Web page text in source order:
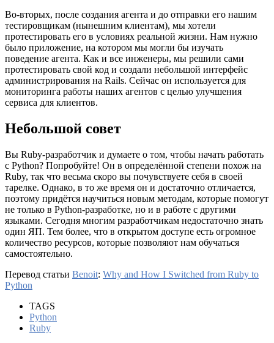
Во-вторых, после создания агента и до отправки его нашим
тестировщикам (нынешним клиентам), мы хотели
протестировать его в условиях реальной жизни. Нам нужно
было приложение, на котором мы могли бы изучать
поведение агента. Как и все инженеры, мы решили сами
протестировать свой код и создали небольшой интерфейс
администрирования на Rails. Сейчас он используется для
мониторинга работы наших агентов с целью улучшения
сервиса для клиентов.
Небольшой совет
Вы Ruby-разработчик и думаете о том, чтобы начать работать
с Python? Попробуйте! Он в определённой степени похож на
Ruby, так что весьма скоро вы почувствуете себя в своей
тарелке. Однако, в то же время он и достаточно отличается,
поэтому придётся научиться новым методам, которые помогут
не только в Python-разработке, но и в работе с другими
языками. Сегодня многим разработчикам недостаточно знать
один ЯП. Тем более, что в открытом доступе есть огромное
количество ресурсов, которые позволяют нам обучаться
самостоятельно.
Перевод статьи Benoit: Why and How I Switched from Ruby to
Python
TAGS
Python
Ruby